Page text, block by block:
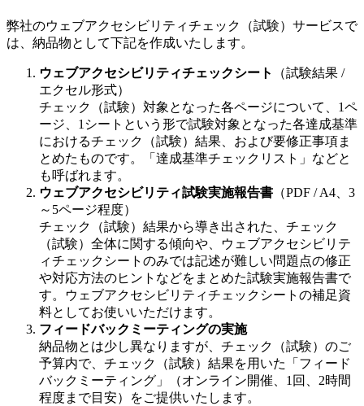
弊社のウェブアクセシビリティチェック（試験）サービスで
は、納品物として下記を作成いたします。
ウェブアクセシビリティチェックシート
（試験結果 /
エクセル形式）
チェック（試験）対象となった各ページについて、1ペ
ージ、1シートという形で試験対象となった各達成基準
におけるチェック（試験）結果、および要修正事項ま
とめたものです。「達成基準チェックリスト」などと
も呼ばれます。
ウェブアクセシビリティ試験実施報告書 （PDF / A4、3
～5ページ程度）
チェック（試験）結果から導き出された、チェック
（試験）全体に関する傾向や、ウェブアクセシビリテ
ィチェックシートのみでは記述が難しい問題点の修正
や対応方法のヒントなどをまとめた試験実施報告書で
す。ウェブアクセシビリティチェックシートの補足資
料としてお使いいただけます。
フィードバックミーティングの実施
納品物とは少し異なりますが、チェック（試験）のご
予算内で、チェック（試験）結果を用いた「フィード
バックミーティング」（オンライン開催、1回、2時間
程度まで目安）をご提供いたします。